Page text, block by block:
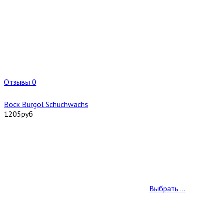
Отзывы 0
Воск Burgol Schuchwachs
1205руб
Выбрать ...